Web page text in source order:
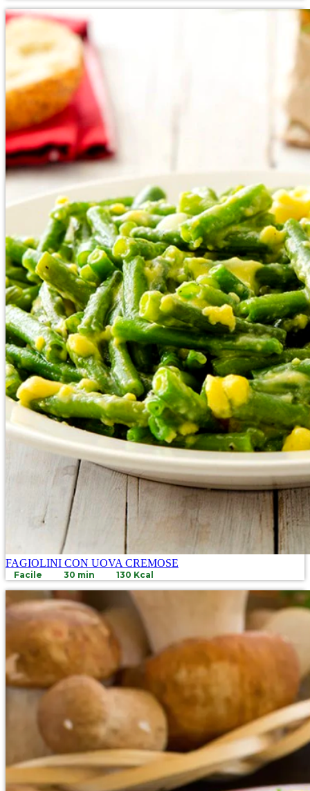
FAGIOLINI CON UOVA CREMOSE
Facile 30 min 130 Kcal